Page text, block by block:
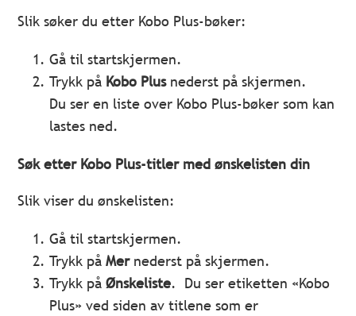
Slik søker du etter Kobo Plus-bøker:
Gå til startskjermen.
Trykk på Kobo Plusnederst på skjermen.
Du ser en liste over Kobo Plus-bøker som kan
lastes ned.
Søk etter Kobo Plus-titler med ønskelisten din
Slik viser du ønskelisten:
Gå til startskjermen.
Trykk påMer nederst på skjermen.
Trykk påØnskeliste. Du ser etiketten «Kobo
Plus» ved siden av titlene som er